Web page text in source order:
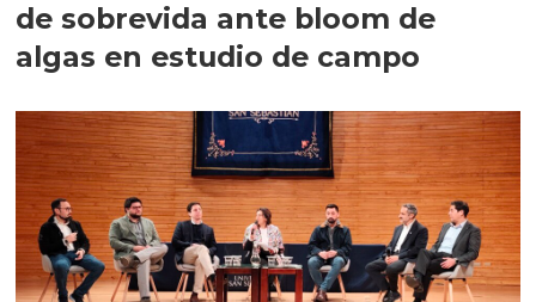
de sobrevida ante bloom de
algas en estudio de campo